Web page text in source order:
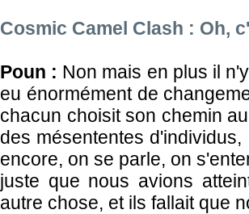
Cosmic Camel Clash : Oh,
Poun : Non mais en plus il
eu énormément de
chacun choisit son chemin
des mésententes
encore, on se parle, on
juste que nous avions
autre chose, et ils fallait que